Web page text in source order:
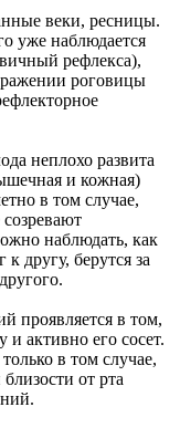
веки, ресницы.
уже наблюдается
рефлекса),
роговицы
неплохо развита
и кожная)
в том случае,
наблюдать, как
другу, берутся за
проявляется в том,
и активно его сосет.
в том случае,
от рта